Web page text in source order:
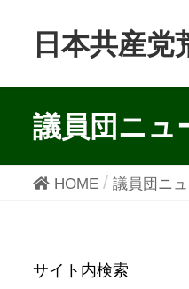
日本共産党
議員団ニュ
HOME 議員団ニ
サイト内検索